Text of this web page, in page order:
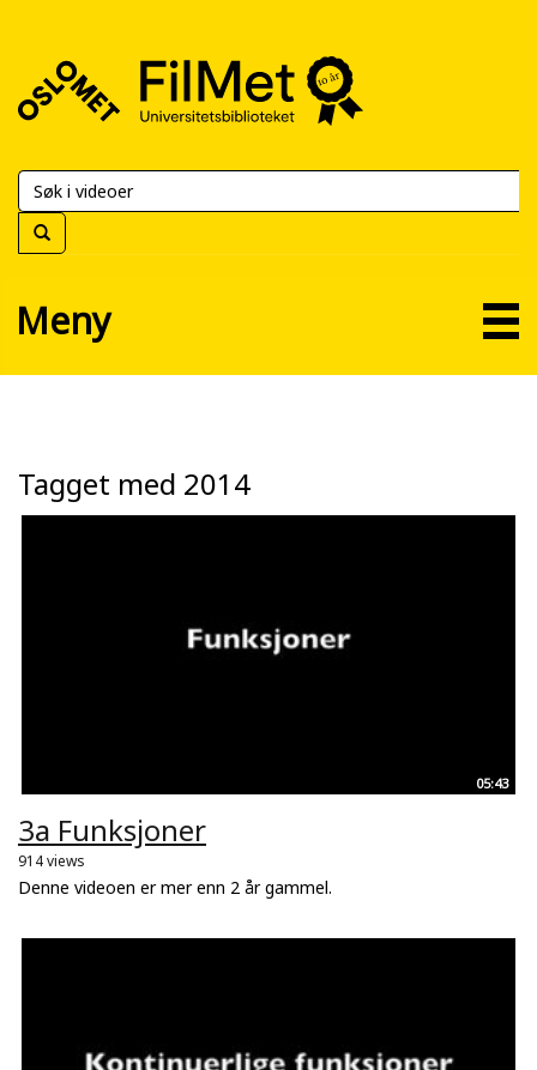
FilMet
Universitetsbiblioteket
Meny
Tagget med 2014
05:43
3a Funksjoner
914 views
Denne videoen er mer enn 2 år gammel.